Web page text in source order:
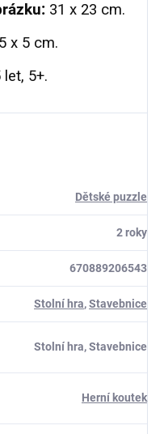
31 x 23 cm.
x 5 cm.
let, 5+.
Dětské puzzle
2 roky
670889206543
Stolní hra,Stavebnice
Stolní hra, Stavebnice
Herní koutek